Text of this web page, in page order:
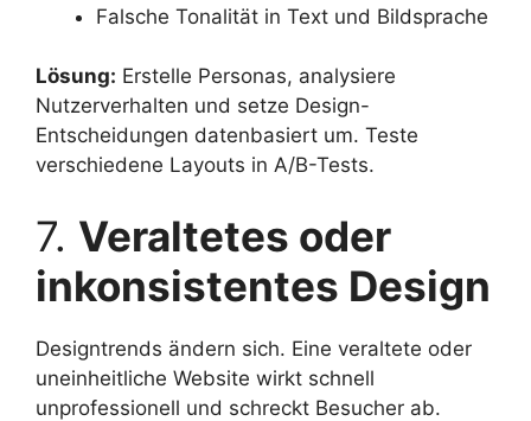
Falsche Tonalität in Text und Bildsprache
Lösung: Erstelle Personas, analysiere
Nutzerverhalten und setze Design-
Entscheidungen datenbasiert um. Teste
verschiedene Layouts in A/B-Tests.
7. Veraltetes oder
inkonsistentes Design
Designtrends ändern sich. Eine veraltete oder
uneinheitliche Website wirkt schnell
unprofessionell und schreckt Besucher ab.